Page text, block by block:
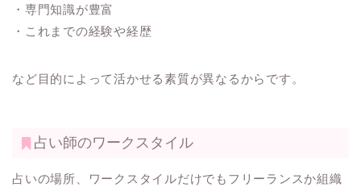
・専門知識が豊富
・これまでの経験や経歴
など目的によって活かせる素質が異なるからです。
占い師のワークスタイル
占いの場所、ワークスタイルだけでもフリーランスか組織